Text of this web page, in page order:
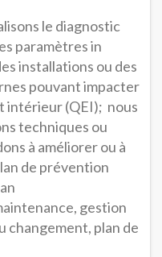
le diagnostic
paramètres in
installations ou des
pouvant impacter
intérieur (QEI); nous
techniques ou
à améliorer ou à
de prévention
gestion
changement, plan de